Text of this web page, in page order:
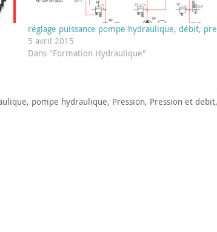
réglage puissance pompe hydraulique, débit,
5 avril 2015
Dans "Formation Hydraulique"
, pompe hydraulique, Pression, Pression et debit,